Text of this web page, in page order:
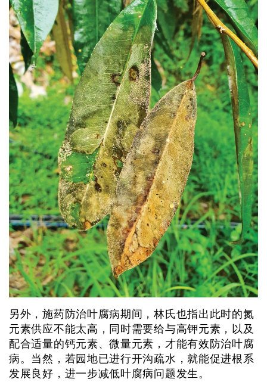
另外，施药防治叶腐病期间，林氏也指出此时的氮
元素供应不能太高，同时需要给与高钾元素，以及
配合适量的钙元素、微量元素，才能有效防治叶腐
病。当然，若园地已进行开沟疏水，就能促进根系
发展良好，进一步减低叶腐病问题发生。